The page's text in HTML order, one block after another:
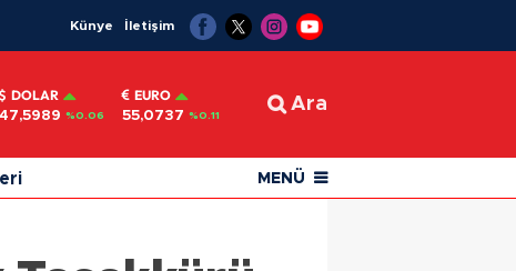
Künye İletişim
DOLAR
47,5989 %0.06
EURO
55,0737 %0.11
Ara
MENÜ